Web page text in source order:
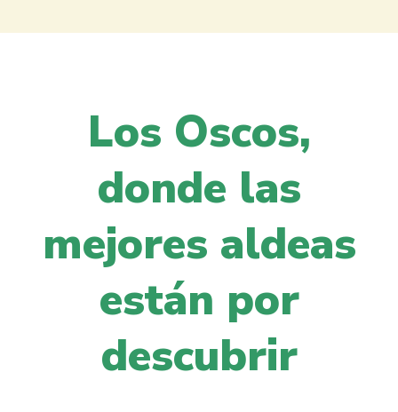
Los Oscos,
donde las
mejores aldeas
están por
descubrir